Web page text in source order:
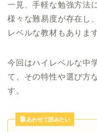
一見、手軽な勉強方法
様々な難易度が存在し
レベルな教材もあります
今回はハイレベルな中
て、その特性や選び方
す。
あわせて読みたい